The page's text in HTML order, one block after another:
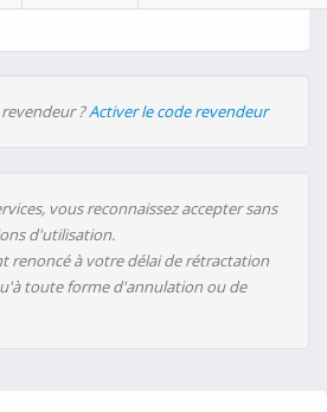
?Activer le code revendeur
vous reconnaissez accepter sans
d'utilisation.
renoncé à votre délai de rétractation
toute forme d'annulation ou de